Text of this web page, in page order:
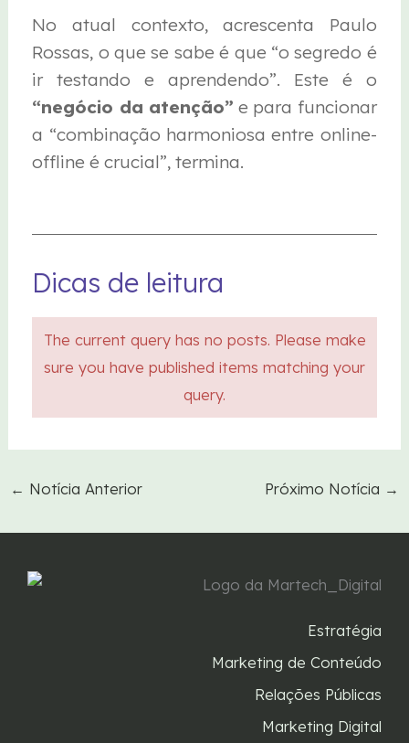
No atual contexto, acrescenta Paulo
Rossas, o que se sabe é que “o segredo é
ir testando e aprendendo”. Este é o
“negócio da atenção” e para funcionar
a “combinação harmoniosa entre online-
offline é crucial”, termina.
Dicas de leitura
The current query has no posts. Please make
sure you have published items matching your
query.
← Notícia Anterior Próximo Notícia →
Estratégia
Marketing de Conteúdo
Relações Públicas
Marketing Digital